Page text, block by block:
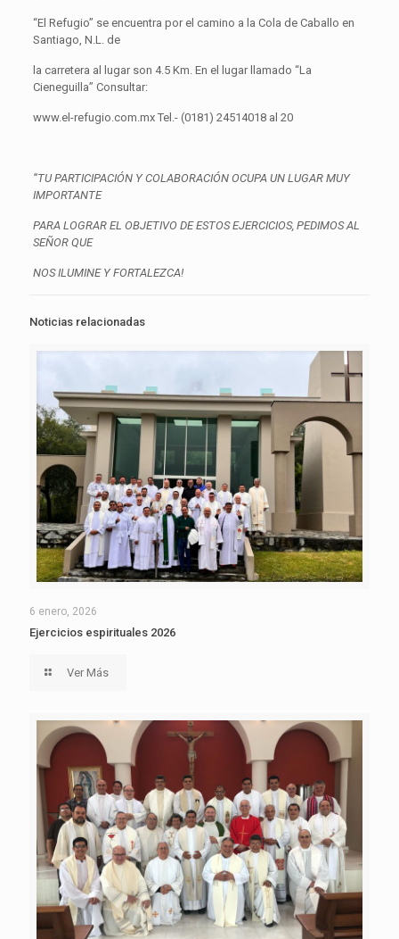
“El Refugio” se encuentra por el camino a la Cola de Caballo en
Santiago, N.L. de
la carretera al lugar son 4.5 Km. En el lugar llamado “La
Cieneguilla” Consultar:
www.el-refugio.com.mx Tel.- (0181) 24514018 al 20
“TU PARTICIPACIÓN Y COLABORACIÓN OCUPA UN LUGAR MUY
IMPORTANTE
PARA LOGRAR EL OBJETIVO DE ESTOS EJERCICIOS, PEDIMOS AL
SEÑOR QUE
NOS ILUMINE Y FORTALEZCA!
Noticias relacionadas
6 enero, 2026
Ejercicios espirituales 2026
Ver Más